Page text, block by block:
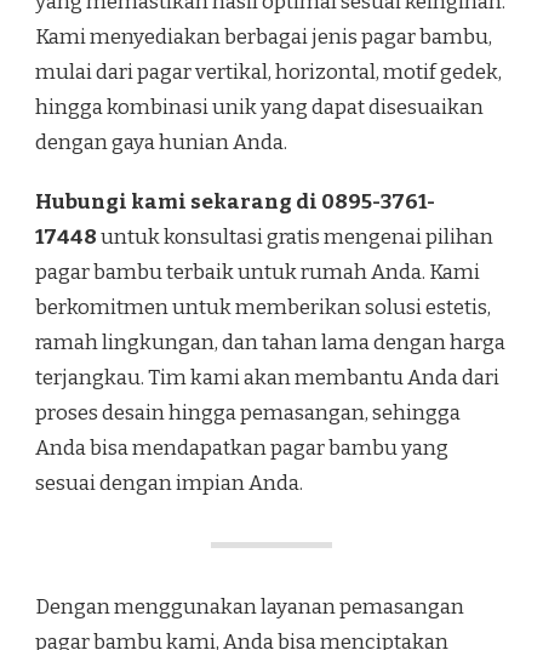
Kami menyediakan berbagai jenis pagar bambu,
mulai dari pagar vertikal, horizontal, motif gedek,
hingga kombinasi unik yang dapat disesuaikan
dengan gaya hunian Anda.
Hubungi kami sekarang di 0895-3761-
17448untuk konsultasi gratis mengenai pilihan
pagar bambu terbaik untuk rumah Anda. Kami
berkomitmen untuk memberikan solusi estetis,
ramah lingkungan, dan tahan lama dengan harga
terjangkau. Tim kami akan membantu Anda dari
proses desain hingga pemasangan, sehingga
Anda bisa mendapatkan pagar bambu yang
sesuai dengan impian Anda.
Dengan menggunakan layanan pemasangan
pagar bambu kami, Anda bisa menciptakan